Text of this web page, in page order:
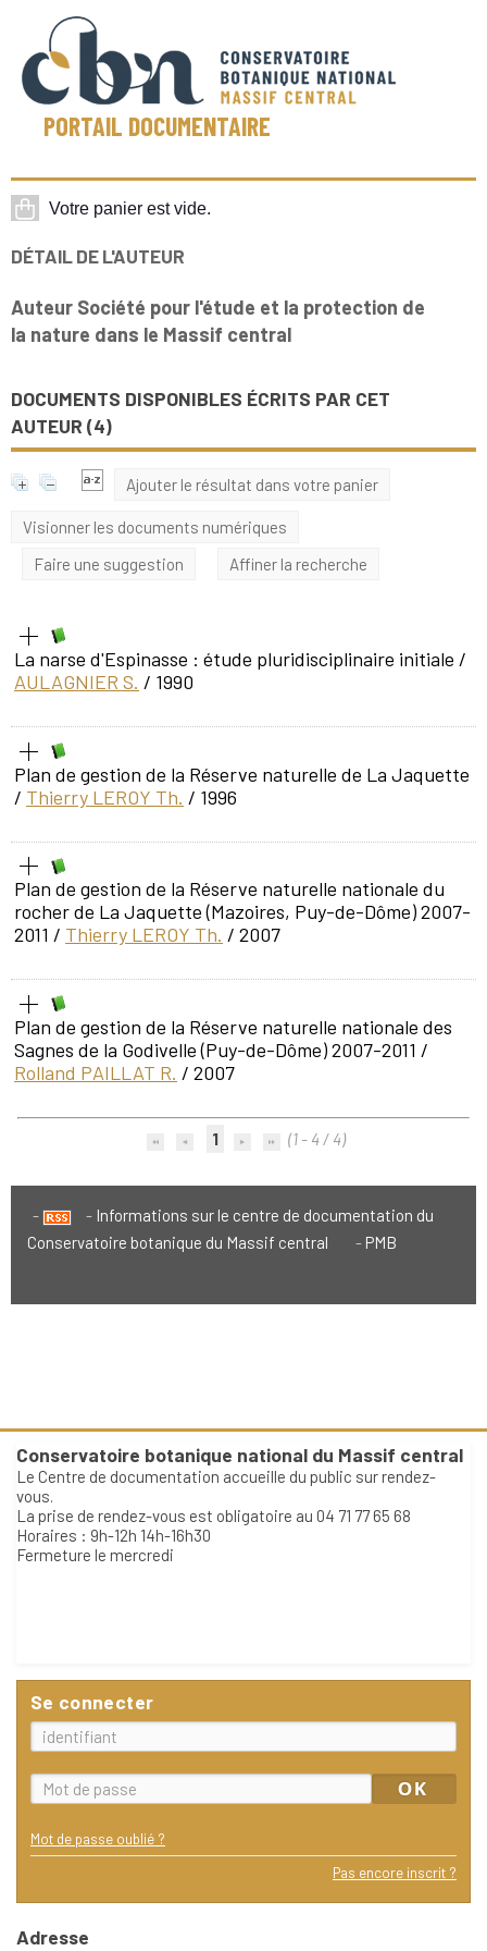
PORTAIL DOCUMENTAIRE
DÉTAIL DE L'AUTEUR
Auteur Société pour l'étude et la protection de
la nature dans le Massif central
DOCUMENTS DISPONIBLES ÉCRITS PAR CET
AUTEUR (4)
Ajouter le résultat dans votre panier
Visionner les documents numériques
Faire une suggestion
Affiner la recherche
La narse d'Espinasse : étude pluridisciplinaire initiale /
AULAGNIER S. / 1990
Plan de gestion de la Réserve naturelle de La Jaquette
/ Thierry LEROY Th. / 1996
Plan de gestion de la Réserve naturelle nationale du
rocher de La Jaquette (Mazoires, Puy-de-Dôme) 2007-
2011 / Thierry LEROY Th. / 2007
Plan de gestion de la Réserve naturelle nationale des
Sagnes de la Godivelle (Puy-de-Dôme) 2007-2011 /
Rolland PAILLAT R. / 2007
1 (1 - 4 / 4)
Informations sur le centre de documentation du
Conservatoire botanique du Massif central
PMB
Conservatoire botanique national du Massif central
Le Centre de documentation accueille du public sur rendez-
vous.
La prise de rendez-vous est obligatoire au 04 71 77 65 68
Horaires : 9h-12h 14h-16h30
Fermeture le mercredi
Se connecter
Mot de passe oublié ?
Pas encore inscrit ?
Adresse